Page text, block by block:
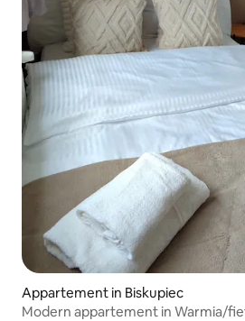
Appartement in Biskupiec
Modern appartement in Warmia/